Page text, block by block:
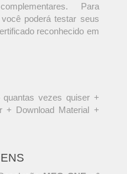
Para
poderá testar seus
reconhecido em
vezes quiser +
+ Download Material +